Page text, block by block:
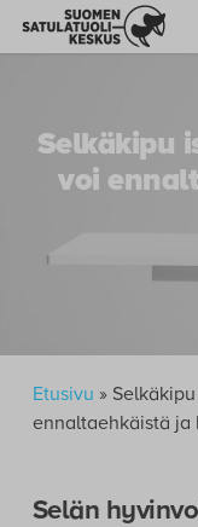
Selkäkipu
voi
Etusivu »
ennaltaehkäistä ja
Selän